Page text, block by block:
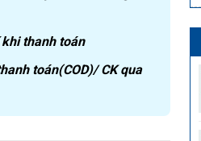
thanh toán
toán(COD)/ CK qua